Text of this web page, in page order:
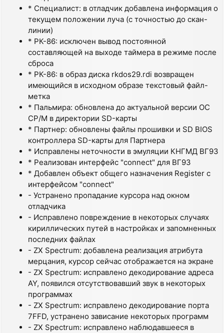
* Специалист: в отладчик добавлена информация о
текущем положении луча (с точностью до скан-
линии)
* РК-86: исключен вывод постоянной
составляющей на выходе таймера в режиме после
сброса
* РК-86: в образ диска rkdos29.rdi возвращен
имеющийся в исходном образе текстовый файл-
метка
* Пальмира: обновлена до актуальной версии ОС
CP/M в директории SD-карты
* Партнер: обновлены файлы прошивки и SD BIOS
контроллера SD-карты для Партнера
* Исправлены неточности в эмуляции КНГМД ВГ93
* Реализован интерфейс "connect" для ВГ93
* Добавлен объект общего назначения Register с
интерфейсом "connect"
- Устранено пропадание курсора над окном
отладчика
- Исправлено повреждение в некоторых случаях
кириллических путей в настройках и запомненных
последних файлах
- ZX Spectrum: добавлена реализация атрибута
мерцания, курсор сейчас отображается на экране
- ZX Spectrum: исправлено декодирование адреса
AY, появился отсутствовавший звук в некоторых
программах
- ZX Spectrum: исправлено декодирование порта
7FFD, устранено зависание некоторых программ
- ZX Spectrum: исправлено наблюдавшееся в